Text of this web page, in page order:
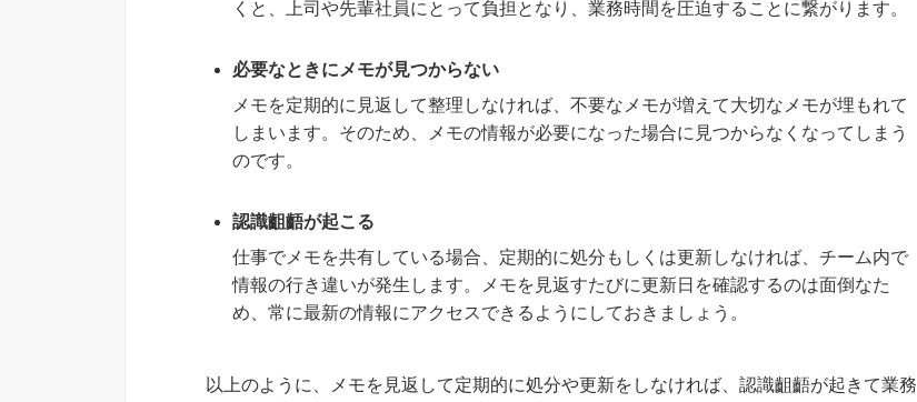
くと、上司や先輩社員にとって負担となり、業務時間を圧迫することに繋がります。
必要なときにメモが見つからない
メモを定期的に見返して整理しなければ、不要なメモが増えて大切なメモが埋もれて
しまいます。そのため、メモの情報が必要になった場合に見つからなくなってしまう
のです。
認識齟齬が起こる
仕事でメモを共有している場合、定期的に処分もしくは更新しなければ、チーム内で
情報の行き違いが発生します。メモを見返すたびに更新日を確認するのは面倒なた
め、常に最新の情報にアクセスできるようにしておきましょう。
以上のように、メモを見返して定期的に処分や更新をしなければ、認識齟齬が起きて業務